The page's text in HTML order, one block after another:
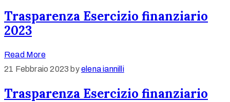
Trasparenza Esercizio finanziario
2023
Read More
21 Febbraio 2023 byelena iannilli
Trasparenza Esercizio finanziario